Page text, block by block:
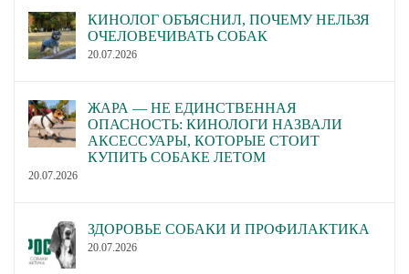
КИНОЛОГ ОБЪЯСНИЛ, ПОЧЕМУ НЕЛЬЗЯ
ОЧЕЛОВЕЧИВАТЬ СОБАК
20.07.2026
ЖАРА — НЕ ЕДИНСТВЕННАЯ
ОПАСНОСТЬ: КИНОЛОГИ НАЗВАЛИ
АКСЕССУАРЫ, КОТОРЫЕ СТОИТ
КУПИТЬ СОБАКЕ ЛЕТОМ
20.07.2026
ЗДОРОВЬЕ СОБАКИ И ПРОФИЛАКТИКА
20.07.2026